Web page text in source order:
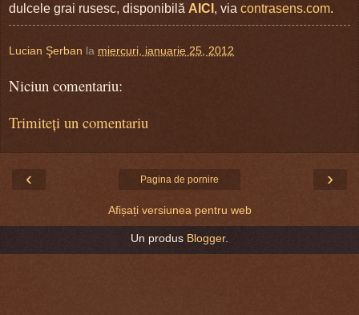
dulcele grai rusesc, disponibilă AICI , via contrasens.com.
Lucian Şerban la miercuri, ianuarie 25, 2012
Niciun comentariu:
Trimiteți un comentariu
‹ ›
Pagina de pornire
Afișați versiunea pentru web
Un produs Blogger.